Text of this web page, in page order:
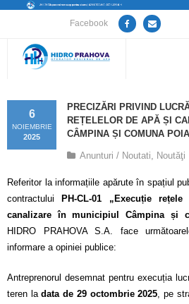
Facebook
Despre noi
Anunțuri lucrări / opriri apă
Informații de interes public
PRECIZĂRI PRIVIND
REȚELELOR DE APĂ ȘI
CÂMPINA ȘI COMUNA
6
NOIEMBRIE
2025
Anunturi / Noutati, Noutăţi
Referitor la informațiile apărute în spațiul
contractului
PH-CL-01 „Execuție
canalizare în municipiul Câmpina și
HIDRO PRAHOVA S.A. face
informare a opiniei publice:
Antreprenorul desemnat pentru execuția
teren ladata de 29 octombrie 2025, pe